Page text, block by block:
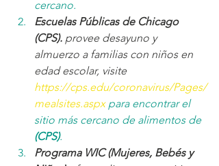
cercano.
Escuelas Públicas de Chicago
(CPS). provee desayuno y
almuerzo a familias con niños en
edad escolar, visite
https://cps.edu/coronavirus/Pages/
mealsites.aspx para encontrar el
sitio más cercano de alimentos de
(CPS).
Programa WIC (Mujeres, Bebés y